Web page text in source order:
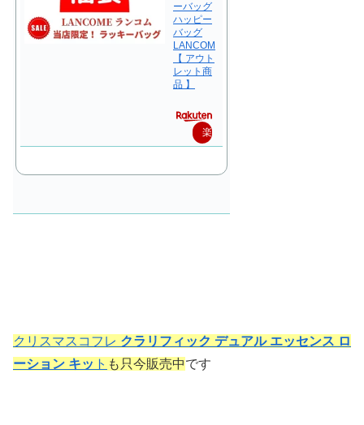
ーバッグ
ハッピー
バッグ
LANCOM
【 アウト
レット商
品 】
楽
で
クリスマスコフレ クラリフィック デュアル エッセンス ロ
ーション キッ ト も只今販売中です